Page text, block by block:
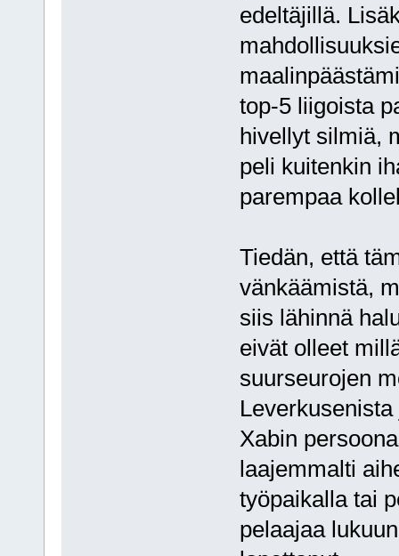
edeltäjillä.
top-5 liigoista
hivellyt silmiä,
peli kuitenkin
parempaa
Tiedän, että
vänkäämistä,
siis lähinnä
eivät olleet
suurseurojen
Xabin
laajemmalti
työpaikalla tai
pelaajaa